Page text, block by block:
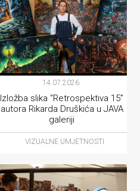
14.07.2026.
Izložba slika “Retrospektiva 15”
autora Rikarda Druškića u JAVA
galeriji
VIZUALNE UMJETNOSTI